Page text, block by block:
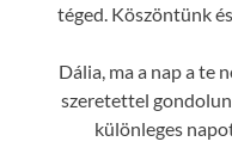
téged. Köszöntünk
Dália, ma a nap a te
szeretettel
különleges